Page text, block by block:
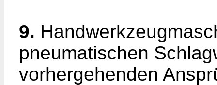
9.
pneumatischen
vorhergehenden